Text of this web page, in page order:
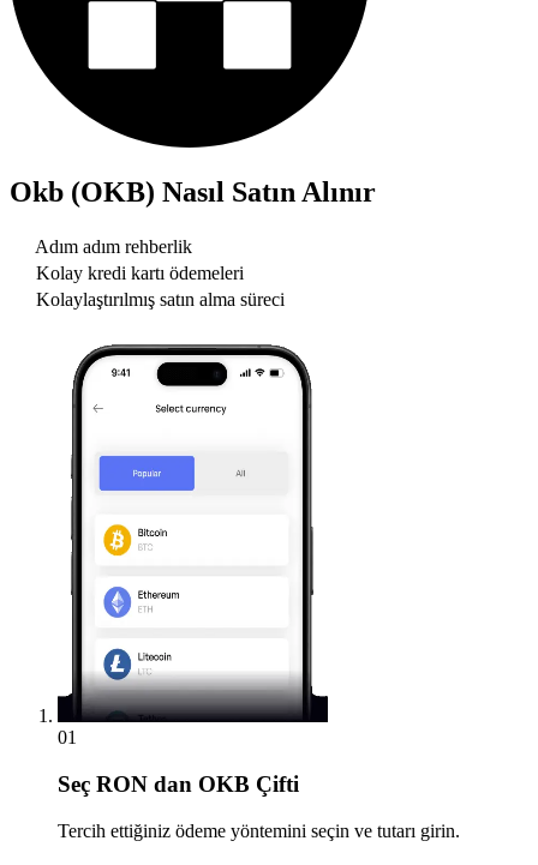
Okb (OKB) Nasıl Satın Alınır
Adım adım rehberlik
Kolay kredi kartı ödemeleri
Kolaylaştırılmış satın alma süreci
01
Seç RON dan OKB Çifti
Tercih ettiğiniz ödeme yöntemini seçin ve tutarı girin.